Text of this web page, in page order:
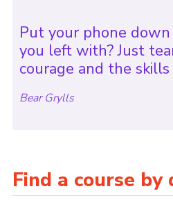
Put your phone
you left with? Just
courage and the
Bear Grylls
Find a course by